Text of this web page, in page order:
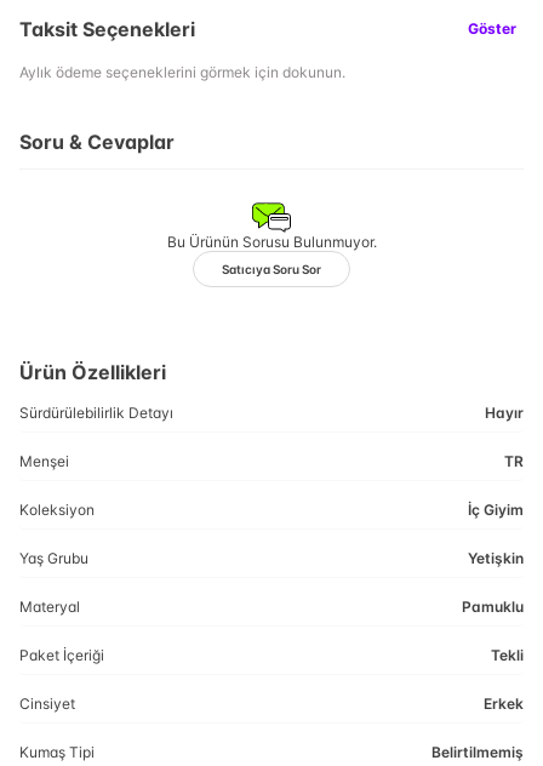
Taksit Seçenekleri Göster
Aylık ödeme seçeneklerini görmek için dokunun.
Soru & Cevaplar
Bu Ürünün Sorusu Bulunmuyor.
Satıcıya Soru Sor
Ürün Özellikleri
Sürdürülebilirlik Detayı Hayır
Menşei TR
Koleksiyon İç Giyim
Yaş Grubu Yetişkin
Materyal Pamuklu
Paket İçeriği Tekli
Cinsiyet Erkek
Kumaş Tipi Belirtilmemiş